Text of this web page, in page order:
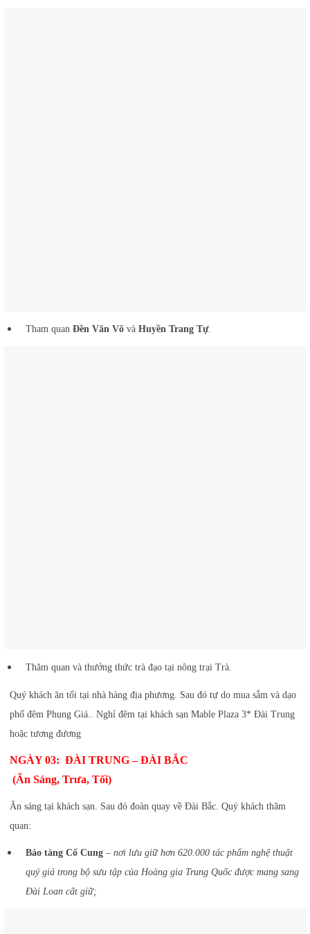
Tham quanĐền Văn Võvà Huyền Trang Tự.
Thăm quan và thưởng thức trà đạo tại nông trại Trà.
Quý khách ăn tối tại nhà hàng địa phương. Sau đó tự do mua sắm và dạo
phố đêm Phụng Giá.. Nghỉ đêm tại khách sạn Mable Plaza 3* Đài Trung
hoặc tương đương
NGÀY 03: ĐÀI TRUNG – ĐÀI BẮC
(Ăn Sáng, Trưa, Tối)
Ăn sáng tại khách sạn. Sau đó đoàn quay về Đài Bắc. Quý khách thăm
quan:
Bảo tàng Cố Cung–nơi lưu giữ hơn 620.000 tác phẩm nghệ thuật
quý giá trong bộ sưu tập của Hoàng gia Trung Quốc được mang sang
Đài Loan cất giữ;